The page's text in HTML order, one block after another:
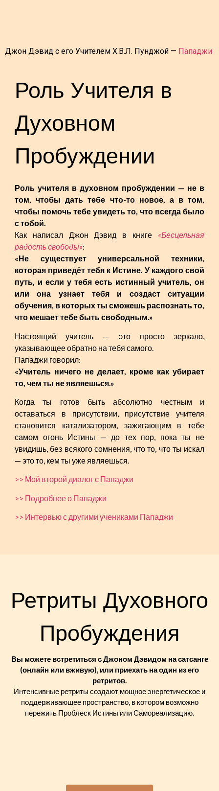
Джон Дэвид с его Учителем Х.В.Л. Пунджой — Пападжи
Роль Учителя в
Духовном
Пробуждении
Роль учителя в духовном пробуждении — не в
том, чтобы дать тебе что-то новое, а в том,
чтобы помочь тебе увидеть то, что всегда было
с тобой.
Как написал Джон Дэвид в книге «Бесцельная
радость свободы»:
«Не существует универсальной техники,
которая приведёт тебя к Истине. У каждого свой
путь, и если у тебя есть истинный учитель, он
или она узнает тебя и создаст ситуации
обучения, в которых ты сможешь распознать то,
что мешает тебе быть свободным.»
Настоящий учитель — это просто зеркало,
указывающее обратно на тебя самого.
Пападжи говорил:
«Учитель ничего не делает, кроме как убирает
то, чем ты не являешься.»
Когда ты готов быть абсолютно честным и
оставаться в присутствии, присутствие учителя
становится катализатором, зажигающим в тебе
самом огонь Истины — до тех пор, пока ты не
увидишь, без всякого сомнения, что то, что ты искал
— это то, кем ты уже являешься.
>> Мой второй диалог с Пападжи
>> Подробнее о Пападжи
>> Интервью с другими учениками Пападжи
Ретриты Духовного
Пробуждения
Вы можете встретиться с Джоном Дэвидом на сатсанге
(онлайн или вживую), или приехать на один из его
ретритов.
Интенсивные ретриты создают мощное энергетическое и
поддерживающее пространство, в котором возможно
пережить Проблеск Истины или Самореализацию.